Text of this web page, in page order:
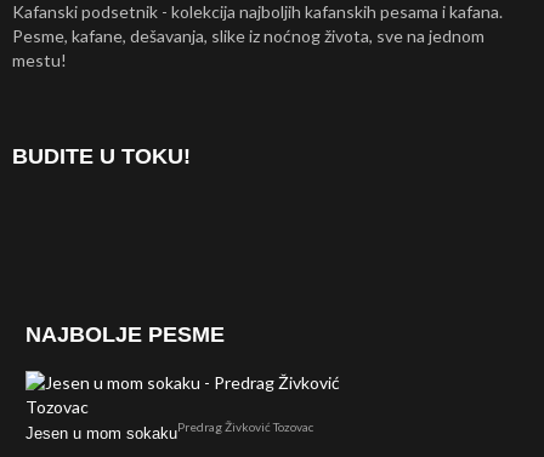
Kafanski podsetnik - kolekcija najboljih kafanskih pesama i kafana.
Pesme, kafane, dešavanja, slike iz noćnog života, sve na jednom
mestu!
BUDITE U TOKU!
NAJBOLJE PESME
Jesen u mom sokakuPredrag Živković Tozovac